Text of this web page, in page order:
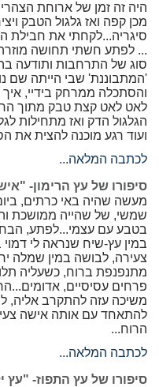
היה זה זמן של ארוחת
מכן קפה ואז גלגול הטבק
סיגריה...לקחתי את חבילת
... לפתע חשתי תחושה
סוג של התרחבות ותודעה
'המתבוננת' שבי הייתה שם
והסתכלה ממרחק בידיי, איך
לאט לאט קצת טבק מתוך
הגלגול הדק ואז מתחילות
ועוד רגע מוכנה להצית את
לכתבה המלאה...
סיפורו של עץ הרימון-
מעשה שהיה באי כרתים,
שמשי, של שהייה ממושכת
בטבע עם עצמי...לפתע,
במין עץ-שיח שנראה לי
צעירה, לבושה במין שמלה
מתנפנפת ברוח, כשעליה
פרחים עסיסיים,
משיכה עזה להתקרב אליה,
להתאחד עם אותה אישה
הרוח...
לכתבה המלאה...
סיפורו של עץ התפוז- "עץ